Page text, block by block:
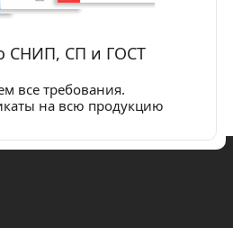
СНИП, СП и ГОСТ
все требования.
на всю продукцию